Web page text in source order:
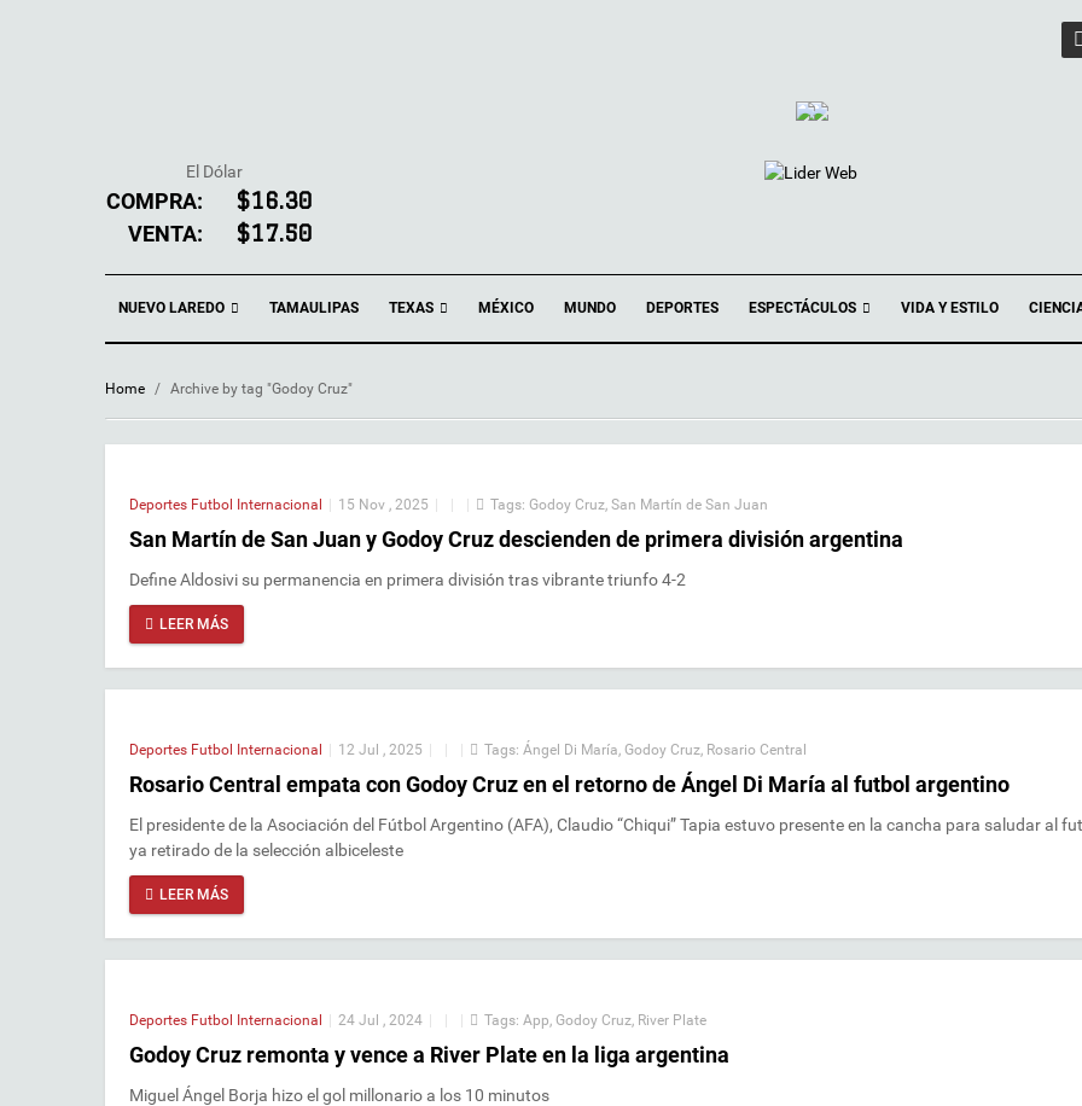
El Dólar
COMPRA: $16.30
VENTA: $17.50
NUEVO LAREDO TAMAULIPAS TEXAS MÉXICO MUNDO DEPORTES ESPECTÁCULOS VIDA Y ESTILO
Home / Archive by tag "Godoy Cruz"
Deportes Futbol Internacional 15 Nov , 2025 Tags: Godoy Cruz, San Martín de San Juan
San Martín de San Juan y Godoy Cruz descienden de primera división argentina
Define Aldosivi su permanencia en primera división tras vibrante triunfo 4-2
LEER MÁS
Deportes Futbol Internacional 12 Jul , 2025 Tags: Ángel Di María, Godoy Cruz, Rosario Central
Rosario Central empata con Godoy Cruz en el retorno de Ángel Di María al futbol argentino
El presidente de la Asociación del Fútbol Argentino (AFA), Claudio “Chiqui” Tapia estuvo presente en la cancha para saludar al
ya retirado de la selección albiceleste
LEER MÁS
Deportes Futbol Internacional 24 Jul , 2024 Tags: App, Godoy Cruz, River Plate
Godoy Cruz remonta y vence a River Plate en la liga argentina
Miguel Ángel Borja hizo el gol millonario a los 10 minutos